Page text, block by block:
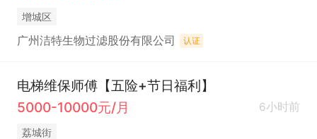
增城区
广州洁特生物过滤股份有限公司 认证
电梯维保师傅【五险+节日福利】
5000-10000元/月
6小时前
荔城街